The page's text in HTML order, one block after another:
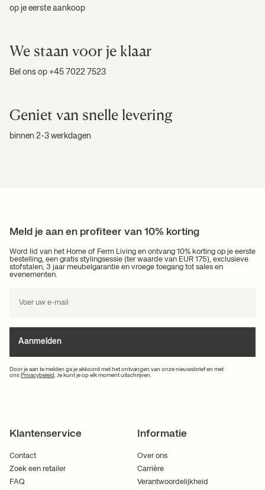
op je eerste aankoop
We staan voor je klaar
Bel ons op +45 7022 7523
Geniet van snelle levering
binnen 2-3 werkdagen
Meld je aan en profiteer van 10% korting
Word lid van het Home of Ferm Living en ontvang 10% korting op je eerste
bestelling, een gratis styling­sessie (ter waarde van EUR 175), exclusieve
stofstalen, 3 jaar meubelgarantie en vroege toegang tot sales en
evenementen.
Door je aan te melden ga je akkoord met het ontvangen van onze nieuwsbrief en met
ons Privacybeleid . Je kunt je op elk moment uitschrijven.
Aanmelden
Klantenservice
Contact
Zoek een retailer
FAQ
Informatie
Over ons
Carrière
Verantwoordelijkheid